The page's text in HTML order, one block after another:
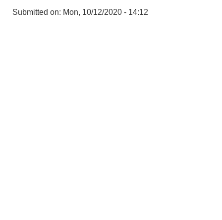
Submitted on: Mon, 10/12/2020 - 14:12